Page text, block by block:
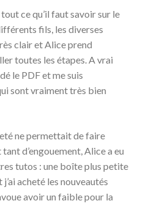
ce qu’il faut savoir sur le
fils, les diverses
clair et Alice prend
toutes les étapes. A vrai
le PDF et me suis
sont vraiment très bien
ne permettait de faire
d’engouement, Alice a eu
tutos : une boîte plus petite
acheté les nouveautés
avoir un faible pour la